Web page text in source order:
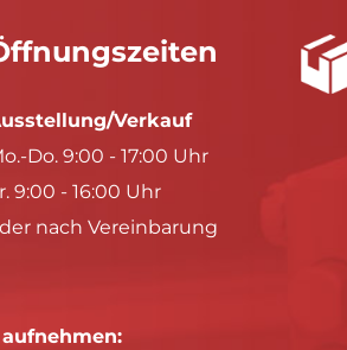
Verkauf
Do. 9:00 - 17:00 Uhr
9:00 - 16:00 Uhr
nach Vereinbarung